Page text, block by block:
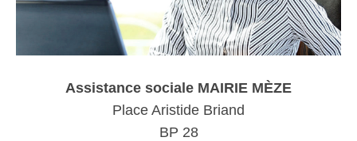
Assistance sociale MAIRIE MÈZE
Place Aristide Briand
BP 28